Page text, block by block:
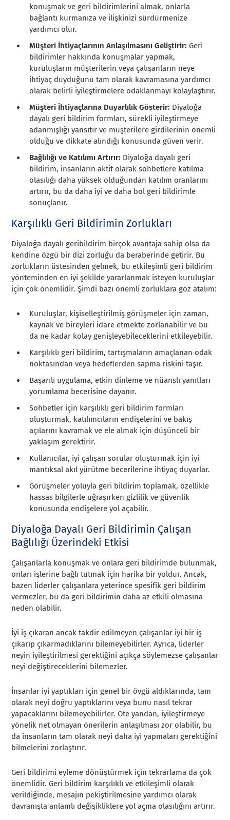
konuşmak ve geri bildirimlerini almak, onlarla
bağlantı kurmanıza ve ilişkinizi sürdürmenize
yardımcı olur.
Müşteri İhtiyaçlarının Anlaşılmasını Geliştirir: Geri
bildirimler hakkında konuşmalar yapmak,
kuruluşların müşterilerin veya çalışanların neye
ihtiyaç duyduğunu tam olarak kavramasına yardımcı
olarak belirli iyileştirmelere odaklanmayı kolaylaştırır.
Müşteri İhtiyaçlarına Duyarlılık Gösterir: Diyaloğa
dayalı geri bildirim formları, sürekli iyileştirmeye
adanmışlığı yansıtır ve müşterilere girdilerinin önemli
olduğu ve dikkate alındığı konusunda güven verir.
Bağlılığı ve Katılımı Artırır: Diyaloğa dayalı geri
bildirim, insanların aktif olarak sohbetlere katılma
olasılığı daha yüksek olduğundan katılım oranlarını
artırır, bu da daha iyi ve daha bol geri bildirimle
sonuçlanır.
Karşılıklı Geri Bildirimin Zorlukları
Diyaloğa dayalı geribildirim birçok avantaja sahip olsa da
kendine özgü bir dizi zorluğu da beraberinde getirir. Bu
zorlukların üstesinden gelmek, bu etkileşimli geri bildirim
yönteminden en iyi şekilde yararlanmak isteyen kuruluşlar
için çok önemlidir. Şimdi bazı önemli zorluklara göz atalım:
Kuruluşlar, kişiselleştirilmiş görüşmeler için zaman,
kaynak ve bireyleri idare etmekte zorlanabilir ve bu
da ne kadar kolay genişleyebileceklerini etkileyebilir.
Karşılıklı geri bildirim, tartışmaların amaçlanan odak
noktasından veya hedeflerden sapma riskini taşır.
Başarılı uygulama, etkin dinleme ve nüanslı yanıtları
yorumlama becerisine dayanır.
Sohbetler için karşılıklı geri bildirim formları
oluşturmak, katılımcıların endişelerini ve bakış
açılarını kavramak ve ele almak için düşünceli bir
yaklaşım gerektirir.
Kullanıcılar, iyi çalışan sorular oluşturmak için iyi
mantıksal akıl yürütme becerilerine ihtiyaç duyarlar.
Görüşmeler yoluyla geri bildirim toplamak, özellikle
hassas bilgilerle uğraşırken gizlilik ve güvenlik
konusunda endişelere yol açabilir.
Diyaloğa Dayalı Geri Bildirimin Çalışan
Bağlılığı Üzerindeki Etkisi
Çalışanlarla konuşmak ve onlara geri bildirimde bulunmak,
onları işlerine bağlı tutmak için harika bir yoldur. Ancak,
bazen liderler çalışanlara yeterince spesifik geri bildirim
vermezler, bu da geri bildirimin daha az etkili olmasına
neden olabilir.
İyi iş çıkaran ancak takdir edilmeyen çalışanlar iyi bir iş
çıkarıp çıkarmadıklarını bilemeyebilirler. Ayrıca, liderler
neyin iyileştirilmesi gerektiğini açıkça söylemezse çalışanlar
neyi değiştireceklerini bilemezler.
İnsanlar iyi yaptıkları için genel bir övgü aldıklarında, tam
olarak neyi doğru yaptıklarını veya bunu nasıl tekrar
yapacaklarını bilemeyebilirler. Öte yandan, iyileştirmeye
yönelik net olmayan önerilerin anlaşılması zor olabilir, bu
da insanların tam olarak neyi daha iyi yapmaları gerektiğini
bilmelerini zorlaştırır.
Geri bildirimi eyleme dönüştürmek için tekrarlama da çok
önemlidir. Geri bildirim karşılıklı ve etkileşimli olarak
verildiğinde, mesajın pekiştirilmesine yardımcı olarak
davranışta anlamlı değişikliklere yol açma olasılığını artırır.